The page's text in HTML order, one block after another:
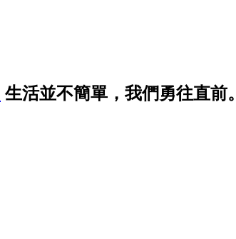
生活並不簡單，我們勇往直前。